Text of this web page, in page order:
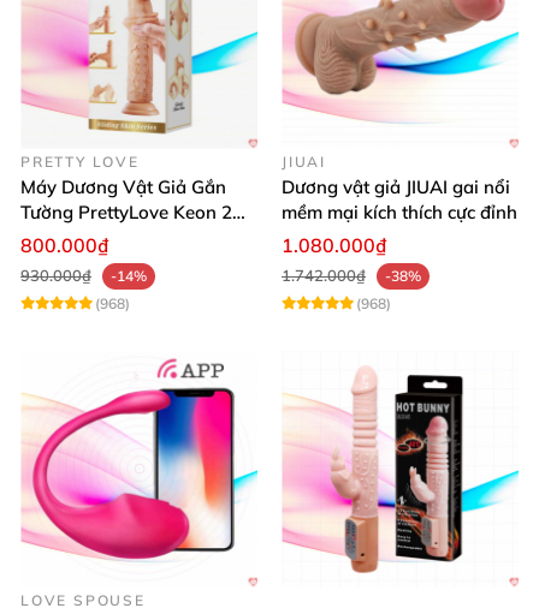
PRETTY LOVE
Máy Dương Vật Giả Gắn
Tường PrettyLove Keon 2
Lớp Da Siêu Thật
800.000₫
930.000₫
-14%
(968)
JIUAI
Dương vật giả JIUAI gai nổi
mềm mại kích thích cực đỉnh
1.080.000₫
1.742.000₫
-38%
(968)
LOVE SPOUSE